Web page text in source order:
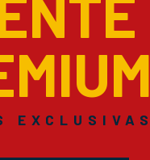
EXCLUSIVAS